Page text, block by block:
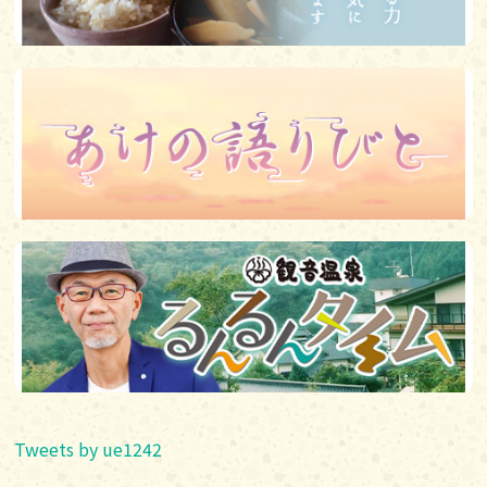
Tweets by ue1242